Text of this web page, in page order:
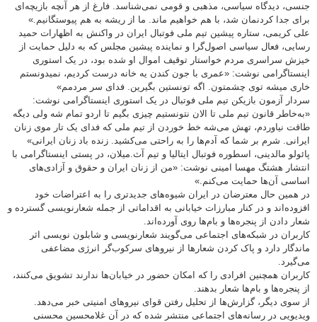
جنسی، دیدگاه سیاسی، مذهبی و قومی نمی‌شناسد. فارغ از هر آنچه بازیچه‌ای
برای جدا کردنمان شد، با هم خواهیم ماند. ما از ریشه به هم پیوستگانیم.»
علی کریمی، ستاره پیشین تیم ملی فوتبال ایران در واکنش به اظهارات حمید
رسایی، فعال سیاسی اصول‌گرا و نماینده پیشین مجلس که به دلیل حمایت از
خیزش سراسری مردم خواستار توقیف اموال او شده بود، در یک استوری
اینستاگرامی نوشت: «عمری با جون کندن یه خانه درست کردیم، نمیدونستم
خاری میشه توی چشمتون. اگه تونستین بگیرین. فدای سر مردمم»
سردار آزمون بازیکن تیم ملی فوتبال در یک استوری اینستاگرامی نوشت:
«به‌خاطر قانون تیم ملی تا الان نتونستیم چیزی بگیم تا اردو تمام شه ولی دیگه
طاقت نیاوردم، تهش می‌شه خط خوردن از تیم ملی که فدای یک تار موی زنان
ایرانی. شرم بر شما که آدم‌ها را به راحتی می‌کشید. زنده باد زنان ایرانی»
پائولو مالدینی، اسطوره فوتبال ایتالیا و تیم آث.میلان، در پستی اینستاگرامی با
انتشار هشتگ مهسا امینی نوشت: «من از زنان ایران و حقوق و آزادی‌های
اساسی آن‌ها حمایت می‌کنم.»
در همین حال معترضان در ایران شیوه‌های جدیدتری را به اعتراضات خود
افزوده‌اند و در کنار مبارزات خیابانی به اقداماتی از جمله شعارنویسی گسترده و
شعار دادن از پنجره‌ها و بام‌ها روی آورده‌اند.
کاربران در شبکه‌های اجتماعی می‌گویند شعارنویسی و شابلون نویسی اثر
ماندگار دارد و پاک کردن شعارها از نیروهای سرکوب‌گر انرژی مضاعفی
می‌گیرد.
کاربران همچنین افرادی را که امکان حضور در خیابان‌ها ندارند تشویق می‌کنند،
از پنجره‌ها و بام‌ها شعار بدهند.
از سوی دیگر، گزارش‌ها از تحلیل رفتن قوای نیروهای امنیتی خبر می‌دهد.
ویدیویی در رسانه‌های اجتماعی منتشر شده که در آن غلامحسین محسنی